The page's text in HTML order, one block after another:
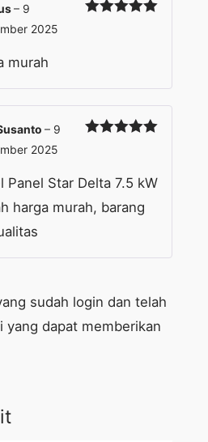
– 9
2025
murah
– 9
2025
Panel Star Delta 7.5 kW
harga murah, barang
sudah login dan telah
yang dapat memberikan